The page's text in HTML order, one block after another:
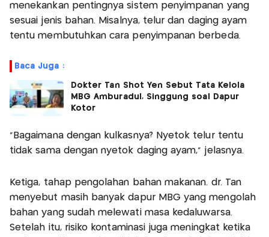
menekankan pentingnya sistem penyimpanan yang
sesuai jenis bahan. Misalnya, telur dan daging ayam
tentu membutuhkan cara penyimpanan berbeda.
Baca Juga :
Dokter Tan Shot Yen Sebut Tata Kelola
MBG Amburadul, Singgung soal Dapur
Kotor
“Bagaimana dengan kulkasnya? Nyetok telur tentu
tidak sama dengan nyetok daging ayam,” jelasnya.
Ketiga, tahap pengolahan bahan makanan. dr. Tan
menyebut masih banyak dapur MBG yang mengolah
bahan yang sudah melewati masa kedaluwarsa.
Setelah itu, risiko kontaminasi juga meningkat ketika